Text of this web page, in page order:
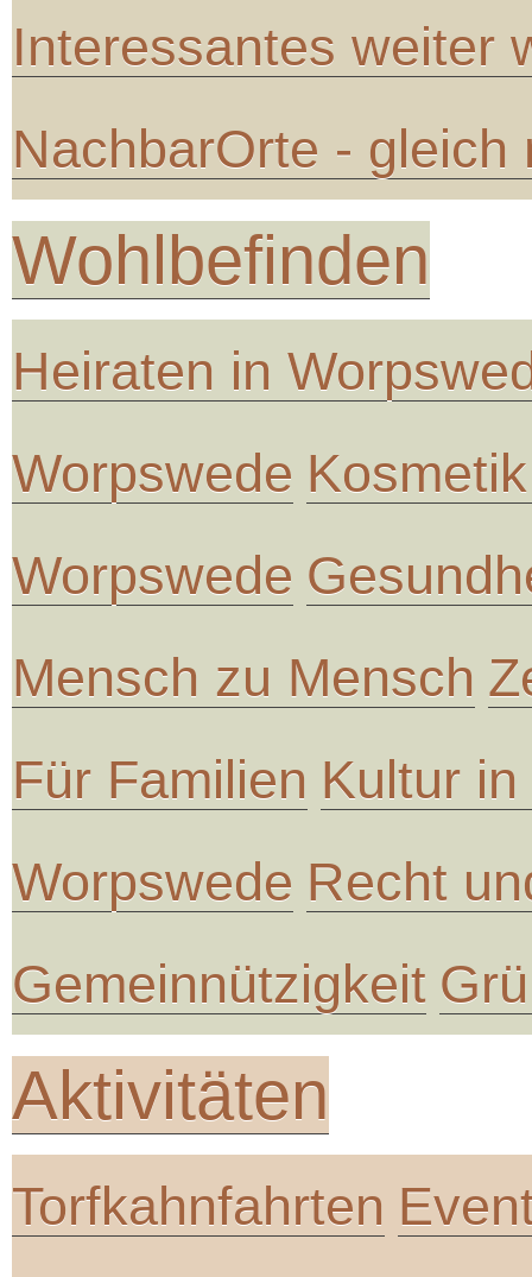
Interessantes weiter
NachbarOrte - gleich
Wohlbefinden
Heiraten in
Worpswede
Worpswede
Mensch zu Mensch
Für Familien Kultur
Worpswede Recht
Gemeinnützigkeit
Aktivitäten
Torfkahnfahrten